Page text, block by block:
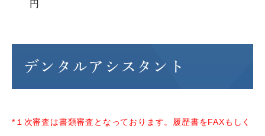
円
デンタルアシスタント
*１次審査は書類審査となっております。履歴書をFAXもしく